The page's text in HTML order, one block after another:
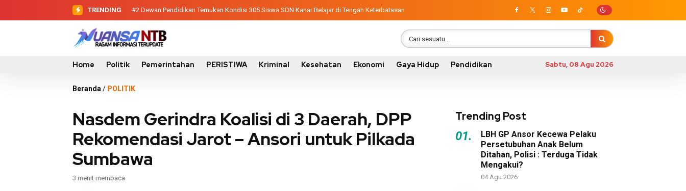
TRENDING #2 Dewan Pendidikan Temukan Kondisi 305 Siswa SDN Kanar Belajar di Tengah Keterbatasan
#3 Sinergi Eksekutif-Legislatif, Wabup Ansori Serahkan Tujuh Kontainer Sampah untuk Utan
Home Politik Pemerintahan PERISTIWA Kriminal Kesehatan Ekonomi Gaya Hidup Pendidikan Sabtu, 08 Agu 2026
Beranda / POLITIK
Nasdem Gerindra Koalisi di 3 Daerah, DPP
Rekomendasi Jarot – Ansori untuk Pilkada
Sumbawa
3 menit membaca
Trending Post
01.
LBH GP Ansor Kecewa Pelaku
Persetubuhan Anak Belum
Ditahan, Polisi : Terduga Tidak
Mengakui?
04 Agu 2026